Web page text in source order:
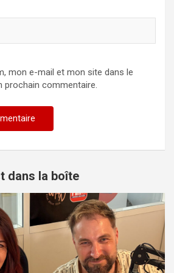
mon e-mail et mon site dans le
prochain commentaire.
dans la boîte